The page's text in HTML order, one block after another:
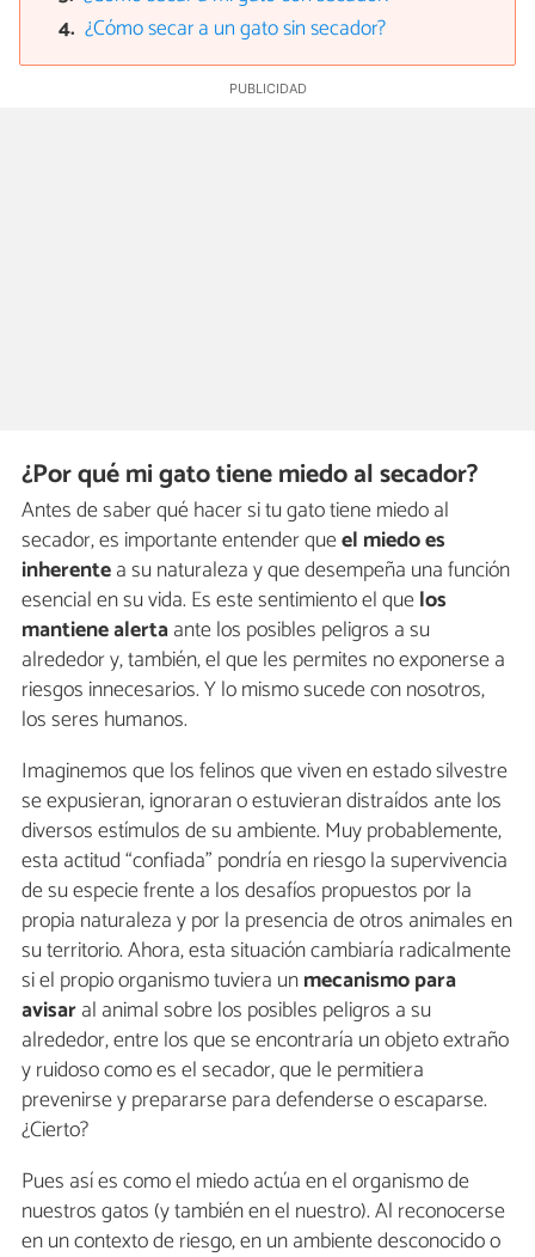
¿Cómo secar a un gato sin secador?
¿Por qué mi gato tiene miedo al secador?
Antes de saber qué hacer si tu gato tiene miedo al
secador, es importante entender queel miedo es
inherentea su naturaleza y que desempeña una función
esencial en su vida. Es este sentimiento el quelos
mantiene alertaante los posibles peligros a su
alrededor y, también, el que les permites no exponerse a
riesgos innecesarios. Y lo mismo sucede con nosotros,
los seres humanos.
Imaginemos que los felinos que viven en estado silvestre
se expusieran, ignoraran o estuvieran distraídos ante los
diversos estímulos de su ambiente. Muy probablemente,
esta actitud “confiada” pondría en riesgo la supervivencia
de su especie frente a los desafíos propuestos por la
propia naturaleza y por la presencia de otros animales en
su territorio. Ahora, esta situación cambiaría radicalmente
si el propio organismo tuviera unmecanismo para
avisaral animal sobre los posibles peligros a su
alrededor, entre los que se encontraría un objeto extraño
y ruidoso como es el secador, que le permitiera
prevenirse y prepararse para defenderse o escaparse.
¿Cierto?
Pues así es como el miedo actúa en el organismo de
nuestros gatos (y también en el nuestro). Al reconocerse
en un contexto de riesgo, en un ambiente desconocido o